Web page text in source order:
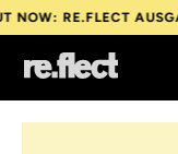
RE.FLECT AUSGABE
RE.FLECT AUSGABE